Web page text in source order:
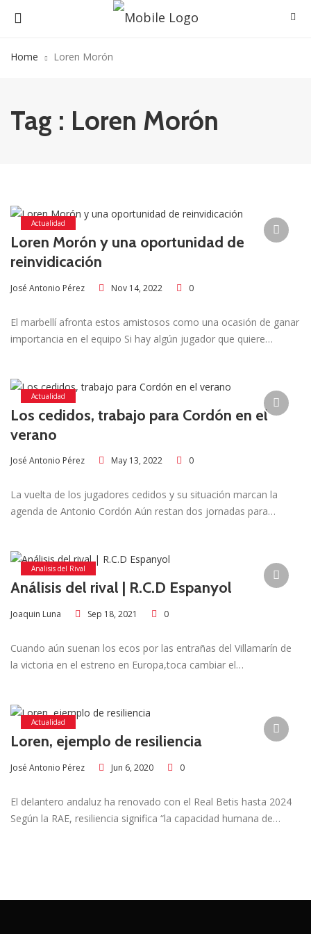
Home Loren Morón
Tag : Loren Morón
Actualidad
Loren Morón y una oportunidad de
reinvidicación
José Antonio Pérez Nov 14, 2022 0
El marbellí afronta estos amistosos como una ocasión de ganar
importancia en el equipo Si hay algún jugador que quiere…
Actualidad
Los cedidos, trabajo para Cordón en el
verano
José Antonio Pérez May 13, 2022 0
La vuelta de los jugadores cedidos y su situación marcan la
agenda de Antonio Cordón Aún restan dos jornadas para…
Analisis del Rival
Análisis del rival | R.C.D Espanyol
Joaquin Luna Sep 18, 2021 0
Cuando aún suenan los ecos por las entrañas del Villamarín de
la victoria en el estreno en Europa,toca cambiar el…
Actualidad
Loren, ejemplo de resiliencia
José Antonio Pérez Jun 6, 2020 0
El delantero andaluz ha renovado con el Real Betis hasta 2024
Según la RAE, resiliencia significa “la capacidad humana de…